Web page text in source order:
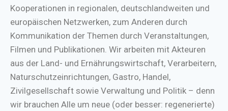
Kooperationen in regionalen, deutschlandweiten und
europäischen Netzwerken, zum Anderen durch
Kommunikation der Themen durch Veranstaltungen,
Filmen und Publikationen. Wir arbeiten mit Akteuren
aus der Land- und Ernährungswirtschaft, Verarbeitern,
Naturschutzeinrichtungen, Gastro, Handel,
Zivilgesellschaft sowie Verwaltung und Politik – denn
wir brauchen Alle um neue (oder besser: regenerierte)